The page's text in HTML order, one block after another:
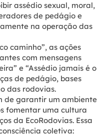
assédio sexual, moral,
de pedágio e
na operação das
caminho”, as ações
com mensagens
e “Assédio jamais é o
de pedágio, bases
das rodovias.
de garantir um ambiente
fomentar uma cultura
da EcoRodovias. Essa
coletiva: